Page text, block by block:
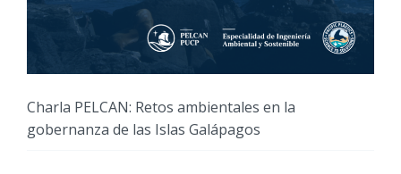
Charla PELCAN: Retos ambientales en la
gobernanza de las Islas Galápagos